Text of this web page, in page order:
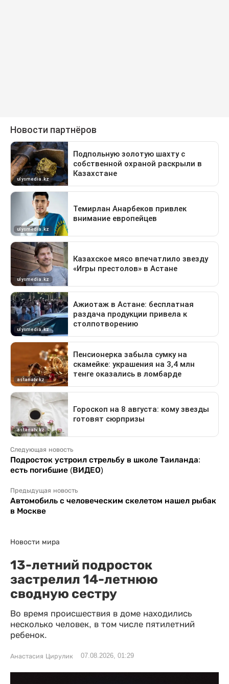
Следующая новость
Подросток устроил стрельбу в школе Таиланда:
есть погибшие (ВИДЕО)
Предыдущая новость
Автомобиль с человеческим скелетом нашел рыбак
в Москве
Новости мира
13-летний подросток
застрелил 14-летнюю
сводную сестру
Во время происшествия в доме находились
несколько человек, в том числе пятилетний
ребенок.
Анастасия Цирулик 07.08.2026, 01:29